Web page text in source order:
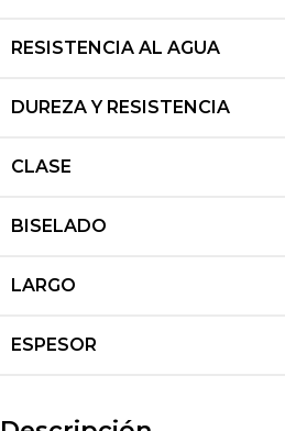
RESISTENCIA AL AGUA
DUREZA Y RESISTENCIA
CLASE
BISELADO
LARGO
ESPESOR